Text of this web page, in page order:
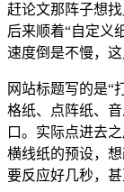
赶论文那阵子想
后来顺着“自定义
速度倒是不慢，这
网站标题写的是“
格纸、点阵纸、
口。实际点进去
横线纸的预设，
要反应好几秒，甚